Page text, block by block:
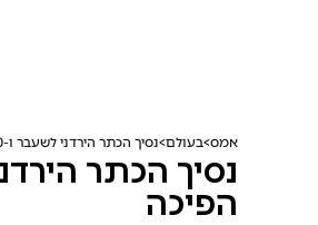
אמס בעולם נסיך הכתר הירדני לשעבר ו-20 נוספים נעצרו בחשד לניסיון הפיכה
הפיכה